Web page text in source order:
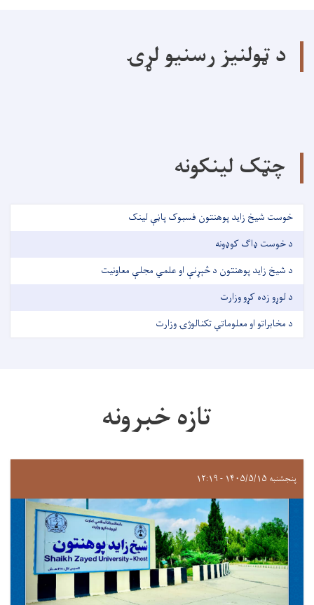
د ټولنیز رسنیو لړۍ
چټک لینکونه
خوست شیخ زاید پوهنتون فسبوک پاڼې لینک
د خوست ډاګ کوډونه
د شیخ زاید پوهنتون د څېړنې او علمي مجلې معاونیت
د لوړو زده کړو وزارت
د مخابراتو او معلوماتي تکنالوژۍ وزارت
تازه خبرونه
پنجشنبه ۱۴۰۵/۵/۱۵ - ۱۲:۱۹